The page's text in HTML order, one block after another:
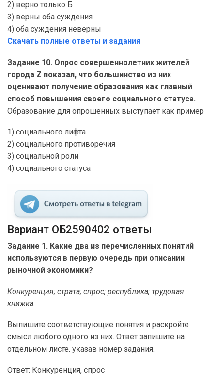
2) верно только Б
3) верны оба суждения
4) оба суждения неверны
Скачать полные ответы и задания
Задание 10. Опрос совершеннолетних жителей
города Z показал, что большинство из них
оценивают получение образования как главный
способ повышения своего социального статуса.
Образование для опрошенных выступает как пример
1) социального лифта
2) социального противоречия
3) социальной роли
4) социального статуса
Вариант ОБ2590402 ответы
Задание 1. Какие два из перечисленных понятий
используются в первую очередь при описании
рыночной экономики?
Конкуренция; страта; спрос; республика; трудовая
книжка.
Выпишите соответствующие понятия и раскройте
смысл любого одного из них. Ответ запишите на
отдельном листе, указав номер задания.
Ответ: Конкуренция, спрос